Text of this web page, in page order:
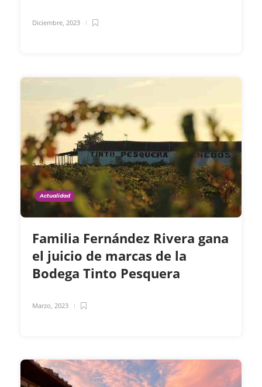
Diciembre, 2023
Actualidad
Familia Fernández Rivera gana
el juicio de marcas de la
Bodega Tinto Pesquera
Marzo, 2023